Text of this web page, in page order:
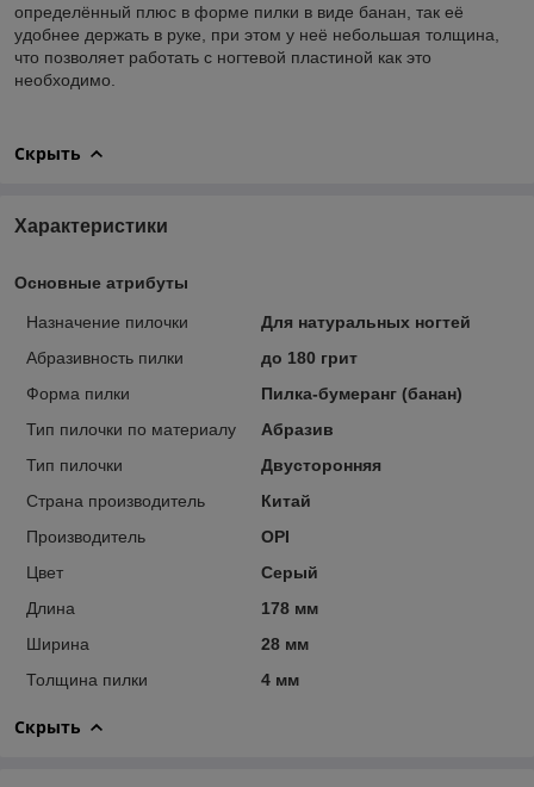
определённый плюс в форме пилки в виде банан, так её
удобнее держать в руке, при этом у неё небольшая толщина,
что позволяет работать с ногтевой пластиной как это
необходимо.
Скрыть
Характеристики
Основные атрибуты
Назначение пилочки
Для натуральных ногтей
Абразивность пилки
до 180 грит
Форма пилки
Пилка-бумеранг (банан)
Тип пилочки по материалу
Абразив
Тип пилочки
Двусторонняя
Страна производитель
Китай
Производитель
OPI
Цвет
Серый
Длина
178 мм
Ширина
28 мм
Толщина пилки
4 мм
Скрыть